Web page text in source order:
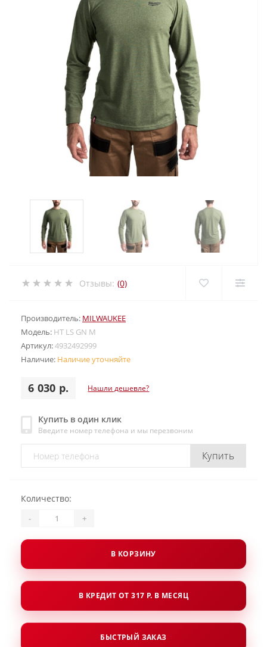
Отзывы: (0)
Производитель: MILWAUKEE
Модель: HT LS GN M
Артикул:4932492999
Наличие: Наличие уточняйте
6 030 р. Нашли дешевле?
Купить в один клик
Введите номер телефона и мы перезвоним
Купить
Количество:
- +
В КОРЗИНУ
В КРЕДИТ ОТ 317 Р. В МЕСЯЦ
БЫСТРЫЙ ЗАКАЗ